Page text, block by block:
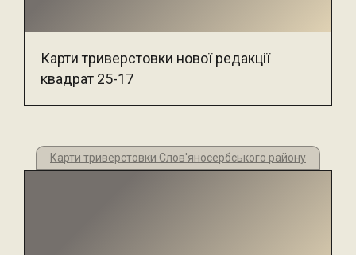
Карти триверстовки нової редакції
квадрат 25-17
Карти триверстовки Слов'яносербського району